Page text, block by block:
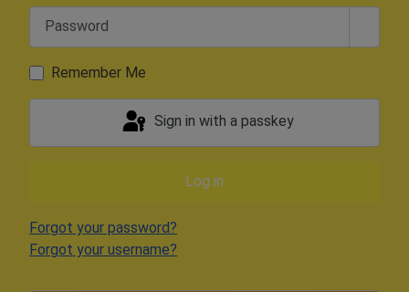
Remember Me
Sign in with a passkey
Log in
Forgot your password?
Forgot your username?